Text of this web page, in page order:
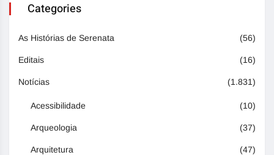
Categories
As Histórias de Serenata (56)
Editais (16)
Notícias (1.831)
Acessibilidade (10)
Arqueologia (37)
Arquitetura (47)